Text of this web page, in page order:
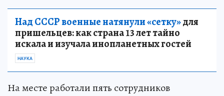
Над СССР военные натянули «сетку»для
пришельцев: как страна 13 лет тайно
искала и изучала инопланетных гостей
НАУКА
На месте работали пять сотрудников